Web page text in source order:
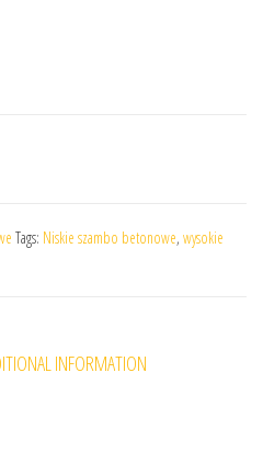
Tags: Niskie szambo betonowe, wysokie
INFORMATION